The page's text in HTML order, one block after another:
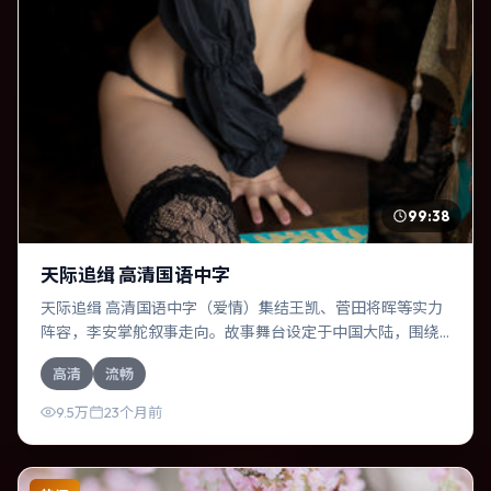
99:38
天际追缉 高清国语中字
天际追缉 高清国语中字（爱情）集结王凯、菅田将晖等实力
阵容，李安掌舵叙事走向。故事舞台设定于中国大陆，围绕
一次意外选择展开连锁反应；配乐与色彩高度服务于主题，
结尾留白耐人寻味。
高清 流畅
9.5万 23个月前